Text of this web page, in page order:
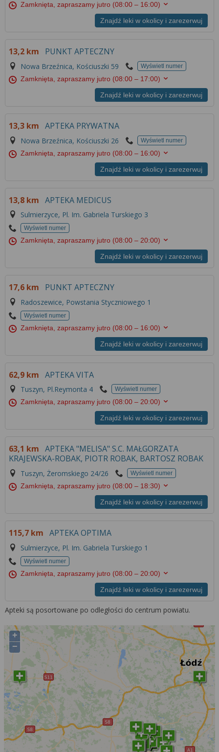
Zamknięta, zapraszamy jutro (08:00 – 16:00)
Znajdź leki w okolicy i zarezerwuj
13,2 km PUNKT APTECZNY
Nowa Brzeźnica, Kościuszki 59 Wyświetl numer
Zamknięta, zapraszamy jutro (08:00 – 17:00)
Znajdź leki w okolicy i zarezerwuj
13,3 km APTEKA PRYWATNA
Nowa Brzeźnica, Kościuszki 26 Wyświetl numer
Zamknięta, zapraszamy jutro (08:00 – 16:00)
Znajdź leki w okolicy i zarezerwuj
13,8 km APTEKA MEDICUS
Sulmierzyce, Pl. Im. Gabriela Turskiego 3
Wyświetl numer
Zamknięta, zapraszamy jutro (08:00 – 20:00)
Znajdź leki w okolicy i zarezerwuj
17,6 km PUNKT APTECZNY
Radoszewice, Powstania Styczniowego 1
Wyświetl numer
Zamknięta, zapraszamy jutro (08:00 – 16:00)
Znajdź leki w okolicy i zarezerwuj
62,9 km APTEKA VITA
Tuszyn, Pl.Reymonta 4 Wyświetl numer
Zamknięta, zapraszamy jutro (08:00 – 20:00)
Znajdź leki w okolicy i zarezerwuj
63,1 km APTEKA "MELISA" S.C. MAŁGORZATA
KRAJEWSKA-ROBAK, PIOTR ROBAK, BARTOSZ ROBAK
Tuszyn, Żeromskiego 24/26 Wyświetl numer
Zamknięta, zapraszamy jutro (08:00 – 18:30)
Znajdź leki w okolicy i zarezerwuj
115,7 km APTEKA OPTIMA
Sulmierzyce, Pl. Im. Gabriela Turskiego 1
Wyświetl numer
Zamknięta, zapraszamy jutro (08:00 – 20:00)
Znajdź leki w okolicy i zarezerwuj
Apteki są posortowane po odległości do centrum powiatu.
+
−